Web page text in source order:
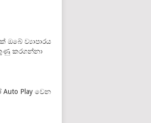
ඔබේ ව්‍යාපාරය
කරගන්නා
Play වෙන